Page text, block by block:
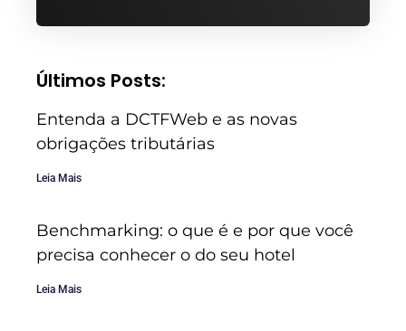
Últimos Posts:
Entenda a DCTFWeb e as novas
obrigações tributárias
Leia Mais
Benchmarking: o que é e por que você
precisa conhecer o do seu hotel
Leia Mais